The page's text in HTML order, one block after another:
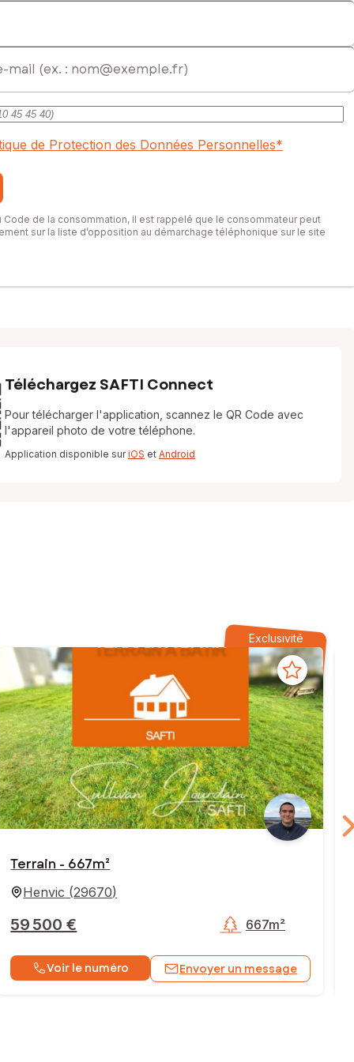
de Protection des Données Personnelles*
Code de la consommation, il est rappelé que le consommateur peut
sur la liste d’opposition au démarchage téléphonique sur le site
Téléchargez SAFTI Connect
Pour télécharger l'application, scannez le QR Code avec
l'appareil photo de votre téléphone.
Application disponible suriOS et Android
Exclusivité
Terrain - 667m²
Henvic (29670)
59 500 € 667m²
Voir le numéro Envoyer un message